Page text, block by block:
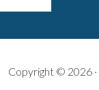
Copyright © 2026 ·